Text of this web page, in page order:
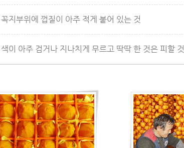
지부위에 껍질이 아주 적게 붙어 있는 것
이 아주 검거나 지나치게 무르고 딱딱 한 것은 피할 것